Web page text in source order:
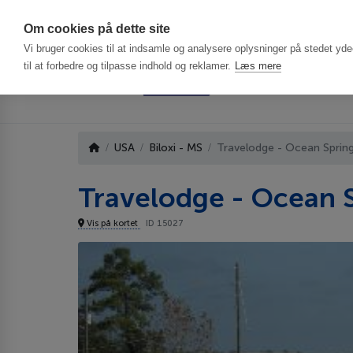
Om cookies på dette site
Vi bruger cookies til at indsamle og analysere oplysninger på stedet
til at forbedre og tilpasse indhold og reklamer. Læs mere
USA Biloxi - MS Travelodge - Ocean
Travelodge - Ocean
Vis på kortet ID 15027